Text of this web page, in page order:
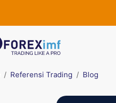
Referensi Trading Blog